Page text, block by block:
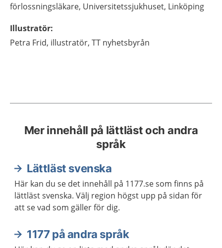
förlossningsläkare, Universitetssjukhuset, Linköping
Illustratör:
Petra Frid, illustratör, TT nyhetsbyrån
Mer innehåll på lättläst och andra
språk
Lättläst svenska
Här kan du se det innehåll på 1177.se som finns på
lättläst svenska. Välj region högst upp på sidan för
att se vad som gäller för dig.
1177 på andra språk